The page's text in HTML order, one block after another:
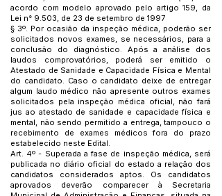
acordo com modelo aprovado pelo artigo 159, da
Lei n° 9.503, de 23 de setembro de 1997
§ 3º. Por ocasião da inspeção médica, poderão ser
solicitados novos exames, se necessários, para a
conclusão do diagnóstico. Após a análise dos
laudos comprovatórios, poderá ser emitido o
Atestado de Sanidade e Capacidade Física e Mental
do candidato. Caso o candidato deixe de entregar
algum laudo médico não apresente outros exames
solicitados pela inspeção médica oficial, não fará
jus ao atestado de sanidade e capacidade física e
mental, não sendo permitido a entrega, tampouco o
recebimento de exames médicos fora do prazo
estabelecido neste Edital.
Art. 4º - Superada a fase de inspeção médica, será
publicada no diário oficial do estado a relação dos
candidatos considerados aptos. Os candidatos
aprovados deverão comparecer à Secretaria